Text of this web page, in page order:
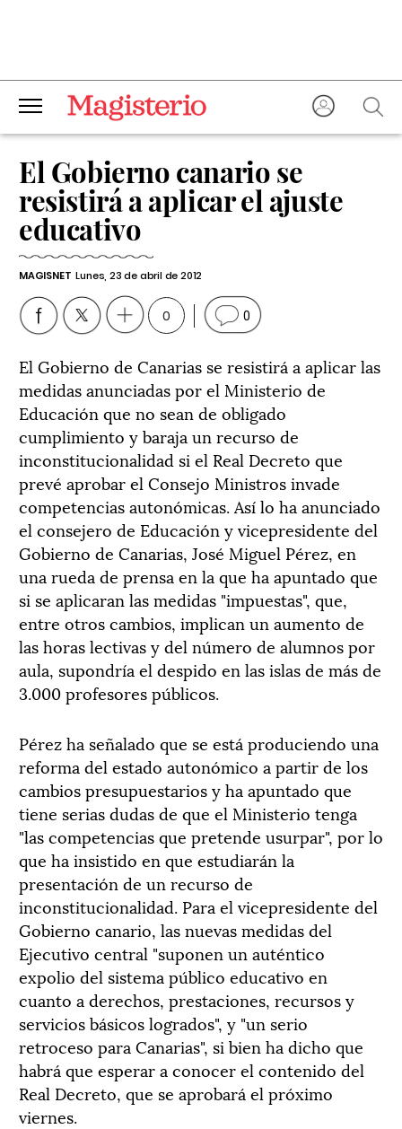
El Gobierno canario se
resistirá a aplicar el ajuste
educativo
MAGISNET Lunes, 23 de abril de 2012
0 0
El Gobierno de Canarias se resistirá a aplicar las
medidas anunciadas por el Ministerio de
Educación que no sean de obligado
cumplimiento y baraja un recurso de
inconstitucionalidad si el Real Decreto que
prevé aprobar el Consejo Ministros invade
competencias autonómicas. Así lo ha anunciado
el consejero de Educación y vicepresidente del
Gobierno de Canarias, José Miguel Pérez, en
una rueda de prensa en la que ha apuntado que
si se aplicaran las medidas "impuestas", que,
entre otros cambios, implican un aumento de
las horas lectivas y del número de alumnos por
aula, supondría el despido en las islas de más de
3.000 profesores públicos.
Pérez ha señalado que se está produciendo una
reforma del estado autonómico a partir de los
cambios presupuestarios y ha apuntado que
tiene serias dudas de que el Ministerio tenga
"las competencias que pretende usurpar", por lo
que ha insistido en que estudiarán la
presentación de un recurso de
inconstitucionalidad. Para el vicepresidente del
Gobierno canario, las nuevas medidas del
Ejecutivo central "suponen un auténtico
expolio del sistema público educativo en
cuanto a derechos, prestaciones, recursos y
servicios básicos logrados", y "un serio
retroceso para Canarias", si bien ha dicho que
habrá que esperar a conocer el contenido del
Real Decreto, que se aprobará el próximo
viernes.